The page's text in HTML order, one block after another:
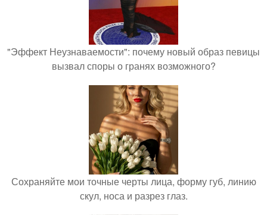
"Эффект Неузнаваемости": почему новый образ певицы
вызвал споры о гранях возможного?
Сохраняйте мои точные черты лица, форму губ, линию
скул, носа и разрез глаз.